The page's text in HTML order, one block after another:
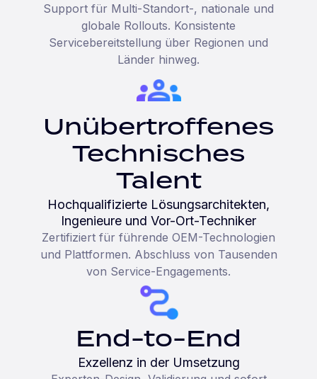
Support für Multi-Standort-, nationale und
globale Rollouts. Konsistente
Servicebereitstellung über Regionen und
Länder hinweg.
Unübertroffenes
Technisches
Talent
Hochqualifizierte Lösungsarchitekten,
Ingenieure und Vor-Ort-Techniker
Zertifiziert für führende OEM-Technologien
und Plattformen. Abschluss von Tausenden
von Service-Engagements.
End-to-End
Exzellenz in der Umsetzung